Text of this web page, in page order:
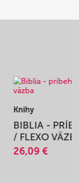
Knihy
BIBLIA -
/ FLEXO
26,09 €